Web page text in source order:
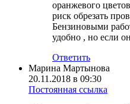
оранжевого
риск обрезать
Бензиновыми
удобно , но если
Ответить
Марина Мартынова
20.11.2018 в 09:30
Постоянная ссылка